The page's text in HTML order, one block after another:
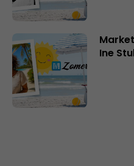
Ine